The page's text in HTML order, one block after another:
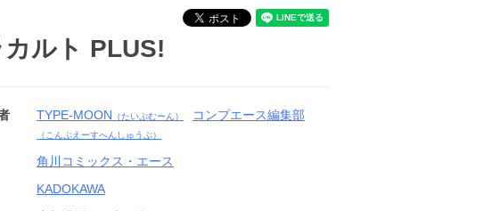
ルト PLUS!
TYPE-MOON （たいぷむーん） コンプエース編集部
（こんぷえーすへんしゅうぶ）
角川コミックス・エース
KADOKAWA